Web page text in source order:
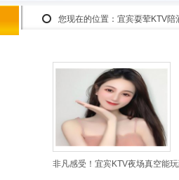
您现在的位置： 宜宾耍荤KTV陪
非凡感受！宜宾KTV夜场真空能